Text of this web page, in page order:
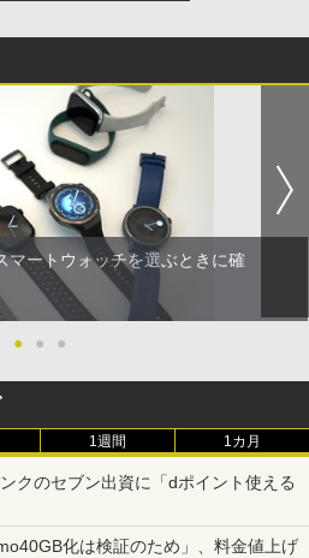
マートウォッチを選ぶときに確
● ● ●
1週間 1カ月
クのセブン出資に「dポイント使える
化は検証のため」、料金値上げ